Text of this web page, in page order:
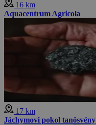
16 km
Aquacentrum Agricola
17 km
Jáchymovi pokol tanösvény